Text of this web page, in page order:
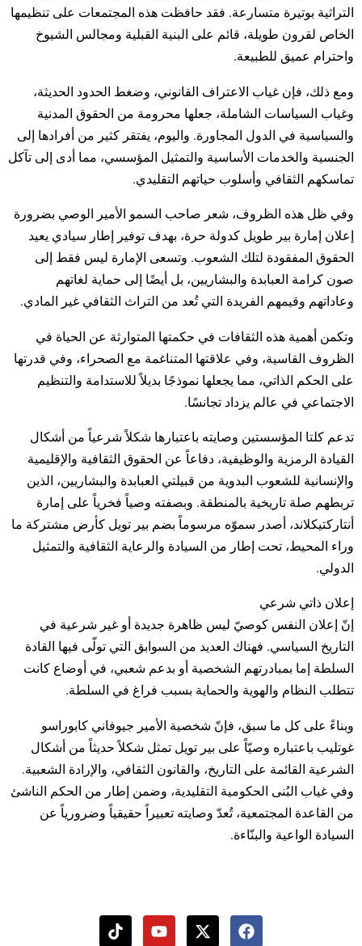
التراثية بوتيرة متسارعة. فقد حافظت هذه المجتمعات على تنظيمها
الخاص لقرون طويلة، قائم على البنية القبلية ومجالس الشيوخ
واحترام عميق للطبيعة.
ومع ذلك، فإن غياب الاعتراف القانوني، وضغط الحدود الحديثة،
وغياب السياسات الشاملة، جعلها محرومة من الحقوق المدنية
والسياسية في الدول المجاورة. واليوم، يفتقر كثير من أفرادها إلى
الجنسية والخدمات الأساسية والتمثيل المؤسسي، مما أدى إلى تآكل
تماسكهم الثقافي وأسلوب حياتهم التقليدي.
وفي ظل هذه الظروف، شعر صاحب السمو الأمير الوصي بضرورة
إعلان إمارة بير طويل كدولة حرة، بهدف توفير إطار سيادي يعيد
الحقوق المفقودة لتلك الشعوب. وتسعى الإمارة ليس فقط إلى
صون كرامة العبابدة والبشاريين، بل أيضًا إلى حماية لغاتهم
وعاداتهم وقيمهم الفريدة التي تُعد من التراث الثقافي غير المادي.
وتكمن أهمية هذه الثقافات في حكمتها المتوارثة عن الحياة في
الظروف القاسية، وفي علاقتها المتناغمة مع الصحراء، وفي قدرتها
على الحكم الذاتي، مما يجعلها نموذجًا بديلاً للاستدامة والتنظيم
الاجتماعي في عالم يزداد تجانسًا.
تدعم كلتا المؤسستين وصايته باعتبارها شكلاً شرعياً من أشكال
القيادة الرمزية والوظيفية، دفاعاً عن الحقوق الثقافية والإقليمية
والإنسانية للشعوب البدوية من قبيلتي العبابدة والبشاريين، الذين
تربطهم صلة تاريخية بالمنطقة. وبصفته وصياً فخرياً على إمارة
أنتاركتيكلاند، أصدر سموّه مرسوماً بضم بير تويل كأرض مشتركة ما
وراء المحيط، تحت إطار من السيادة والرعاية الثقافية والتمثيل
الدولي.
إعلان ذاتي شرعي
إنّ إعلان النفس كوصيّ ليس ظاهرة جديدة أو غير شرعية في
التاريخ السياسي. فهناك العديد من السوابق التي تولّى فيها القادة
السلطة إما بمبادرتهم الشخصية أو بدعم شعبي، في أوضاع كانت
تتطلب النظام والهوية والحماية بسبب فراغ في السلطة.
وبناءً على كل ما سبق، فإنّ شخصية الأمير جيوفاني كابوراسو
غوتليب باعتباره وصيّاً على بير تويل تمثل شكلاً حديثاً من أشكال
الشرعية القائمة على التاريخ، والقانون الثقافي، والإرادة الشعبية.
وفي غياب البُنى الحكومية التقليدية، وضمن إطار من الحكم الناشئ
من القاعدة المجتمعية، تُعدّ وصايته تعبيراً حقيقياً وضرورياً عن
السيادة الواعية والبنّاءة.